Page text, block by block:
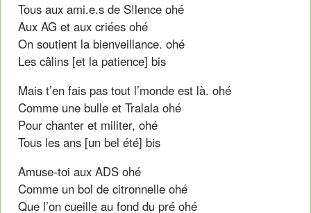
Tous aux ami.e.s de S!lence ohé
Aux AG et aux criées ohé
On soutient la bienveillance. ohé
Les câlins [et la patience] bis
Mais t’en fais pas tout l’monde est là. ohé
Comme une bulle et Tralala ohé
Pour chanter et militer, ohé
Tous les ans [un bel été] bis
Amuse-toi aux ADS ohé
Comme un bol de citronnelle ohé
Que l’on cueille au fond du pré ohé